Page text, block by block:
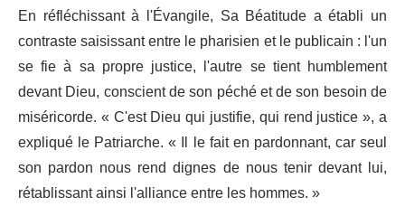
En réfléchissant à l'Évangile, Sa Béatitude a établi un
contraste saisissant entre le pharisien et le publicain : l'un
se fie à sa propre justice, l'autre se tient humblement
devant Dieu, conscient de son péché et de son besoin de
miséricorde. « C'est Dieu qui justifie, qui rend justice », a
expliqué le Patriarche. « Il le fait en pardonnant, car seul
son pardon nous rend dignes de nous tenir devant lui,
rétablissant ainsi l'alliance entre les hommes. »